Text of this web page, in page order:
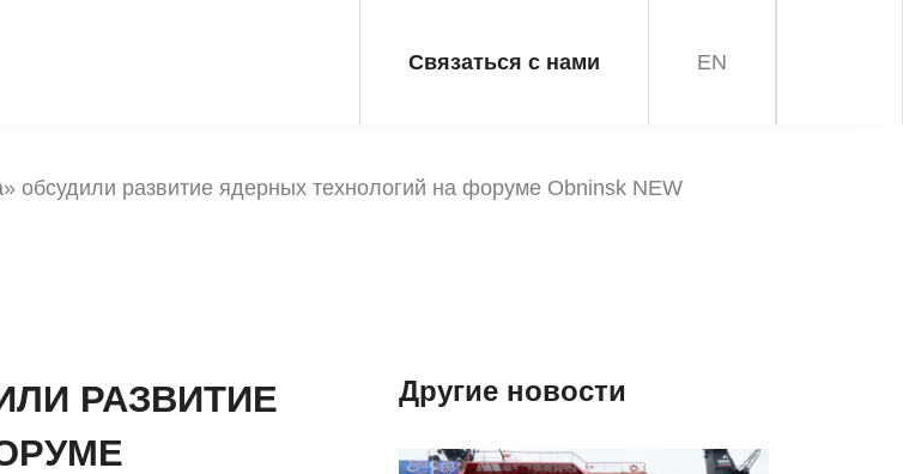
Связаться с нами EN
обсудили развитие ядерных технологий на форуме Obninsk NEW
РАЗВИТИЕ
Другие новости